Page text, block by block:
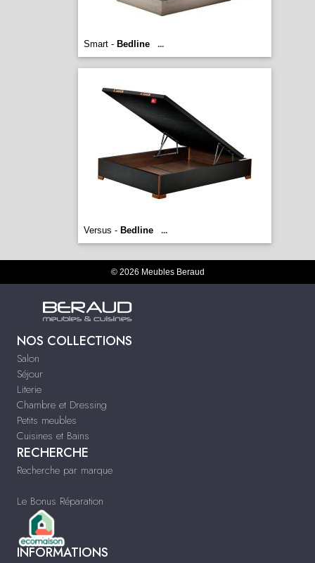
Smart - Bedline ...
Versus - Bedline ...
© 2026 Meubles Beraud
NOS COLLECTIONS
Salon
Séjour
Literie
Chambre et Dressing
Petits meubles
Cuisines et Bains
RECHERCHE
Recherche par marque
Le Bonus Réparation
INFORMATIONS